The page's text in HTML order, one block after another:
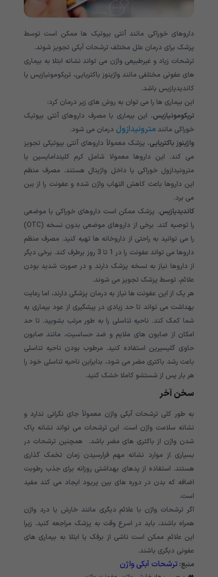
داروهای خوراکی مانند آنتی بیوتیک ها ممکن است توسط
پزشک برای درمان علل مختلف ترشحات آبکی تجویز شوند.
ترشحات زیاد و غیرطبیعی واژن می تواند نشانه ابتلا به بیماری
های عفونی مختلفی مانند واژینوز باکتریایی، تریکومونیازیس یا
کاندیدیازیس باشد.
این بیماری ها را می توان به روش های زیر درمان کرد:
تریکومونیازیس. این بیماری با مصرف داروهای آنتی بیوتیک
خوراکی مانندمترونیدازول درمان می شود.
واژینوز باکتریایی. پزشک معمولاً داروهای آنتی بیوتیکی تجویز
می کند. این داروها معمولا شامل کرم کلیندامایسین یا
مترونیدازول خوراکی یا داخل واژینال هستند. مصرف منظم
این داروها باعث کاهش التهاب واژن شده و عفونت را از ببن
می برد.
کاندیدیازیس. پزشک ممکن است داروهای خوراکی یا موضعی
را توصیه کند. برخی از داروهای موضعی بدون نسخه (OTC)
را می توانید به راحتی از داروخانه ها تهیه کنید. مصرف منظم
داروها می تواند عفونت را در 1 تا 3 روز برطرف کند. برخی دیگر
از داروها نیاز به نسخه پزشک دارند و در صورت شدید بودن
علائم، توسط پزشک تجویز می شوند.
هر یک از این عفونت ها نیاز به درمان پزشکی دارند، اما رعایت
بهداشت می تواند تا حد زیادی در پیشگیری از عود بیماری به
شما کمک کند. ناحیه تناسلی را به طور مرتب بشویید. تا حد
امکان از صابون های ملایم و ضد حساسیت، مانند صابون
حاوی گلیسیرین استفاده کنید. مرطوب بودن ناحیه تناسلی
باعث رشد باکتری مضر می شود، بنابراین ناحیه تناسلی خود را
هر بار پس از شستشو کاملا خشک کنید.
سخن آخر
به طور کلی ترشحات آبکی واژن معمولاً جای نگرانی ندارد و
نشانه سلامت واژن است. این ترشحات می تواند نشانه پاک
شدن واژن از باکتری های مضر باشد. همچنین ترشحات در
بسیاری از موارد نشانه مهم فرارسیدن زمان تخمک گذاری
هستند. استفاده از پدهای بهداشتی روزانه برای جذب رطوبت
اضافه که بدن در دوره های بین پریود ایجاد می کند مفید
است.
اگر ترشحات واژن با علائم دیگری مانند خارش یا درد واژن
همراه باشند، باید در اسرع وقت به پزشک مراجعه کنید. زیرا
این علائم ممکن است ناشی از برفک یا ابتلا به بیماری های
عفونی دیگری باشند.
منبع:ترشحات آبکی واژن